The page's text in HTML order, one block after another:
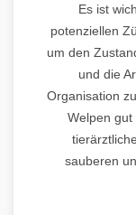
Es ist
potenziellen
um den
und die
Organisation
Welpen gut
sauberen